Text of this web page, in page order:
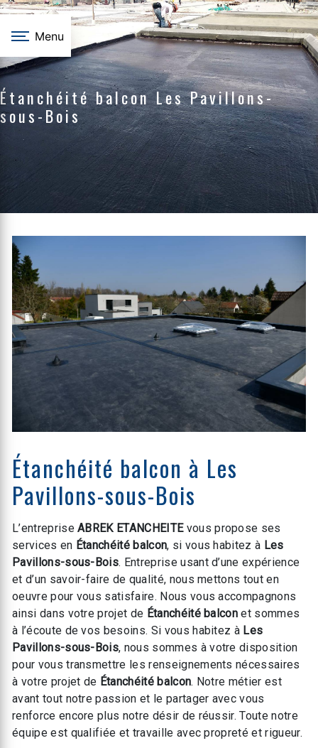
Menu
Étanchéité balcon Les Pavillons-
sous-Bois
Étanchéité balcon à Les
Pavillons-sous-Bois
L’entrepriseABREK ETANCHEITEvous propose ses
services en Étanchéité balcon, si vous habitez à Les
Pavillons-sous-Bois. Entreprise usant d’une expérience
et d’un savoir-faire de qualité, nous mettons tout en
oeuvre pour vous satisfaire. Nous vous accompagnons
ainsi dans votre projet de Étanchéité balcon et sommes
à l’écoute de vos besoins. Si vous habitez à Les
Pavillons-sous-Bois, nous sommes à votre disposition
pour vous transmettre les renseignements nécessaires
à votre projet de Étanchéité balcon. Notre métier est
avant tout notre passion et le partager avec vous
renforce encore plus notre désir de réussir. Toute notre
équipe est qualifiée et travaille avec propreté et rigueur.
Panneau de gestion des cookies